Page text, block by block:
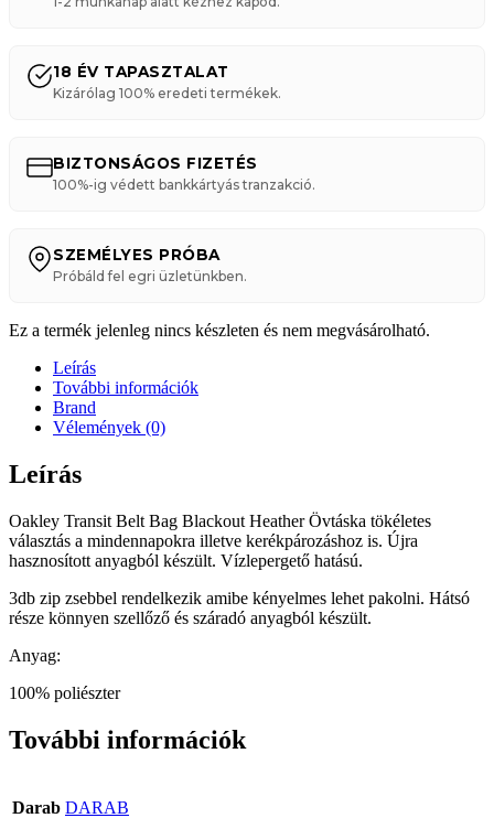
18 ÉV TAPASZTALAT
Kizárólag 100% eredeti termékek.
BIZTONSÁGOS FIZETÉS
100%-ig védett bankkártyás tranzakció.
SZEMÉLYES PRÓBA
Próbáld fel egri üzletünkben.
Ez a termék jelenleg nincs készleten és nem megvásárolható.
Leírás
További információk
Brand
Vélemények (0)
Leírás
Oakley Transit Belt Bag Blackout Heather Övtáska tökéletes
választás a mindennapokra illetve kerékpározáshoz is. Újra
hasznosított anyagból készült. Vízlepergető hatású.
3db zip zsebbel rendelkezik amibe kényelmes lehet pakolni. Hátsó
része könnyen szellőző és száradó anyagból készült.
Anyag:
100% poliészter
További információk
Darab DARAB